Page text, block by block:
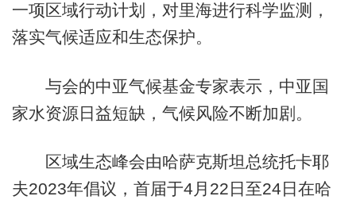
一项区域行动计划，对里海进行科学监测，
落实气候适应和生态保护。
与会的中亚气候基金专家表示，中亚国
家水资源日益短缺，气候风险不断加剧。
区域生态峰会由哈萨克斯坦总统托卡耶
夫2023年倡议，首届于4月22日至24日在哈